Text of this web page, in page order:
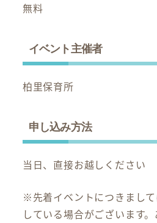
無料
イベント主催者
柏里保育所
申し込み方法
当日、直接お越しください
※先着イベントにつきまし
している場合がございます